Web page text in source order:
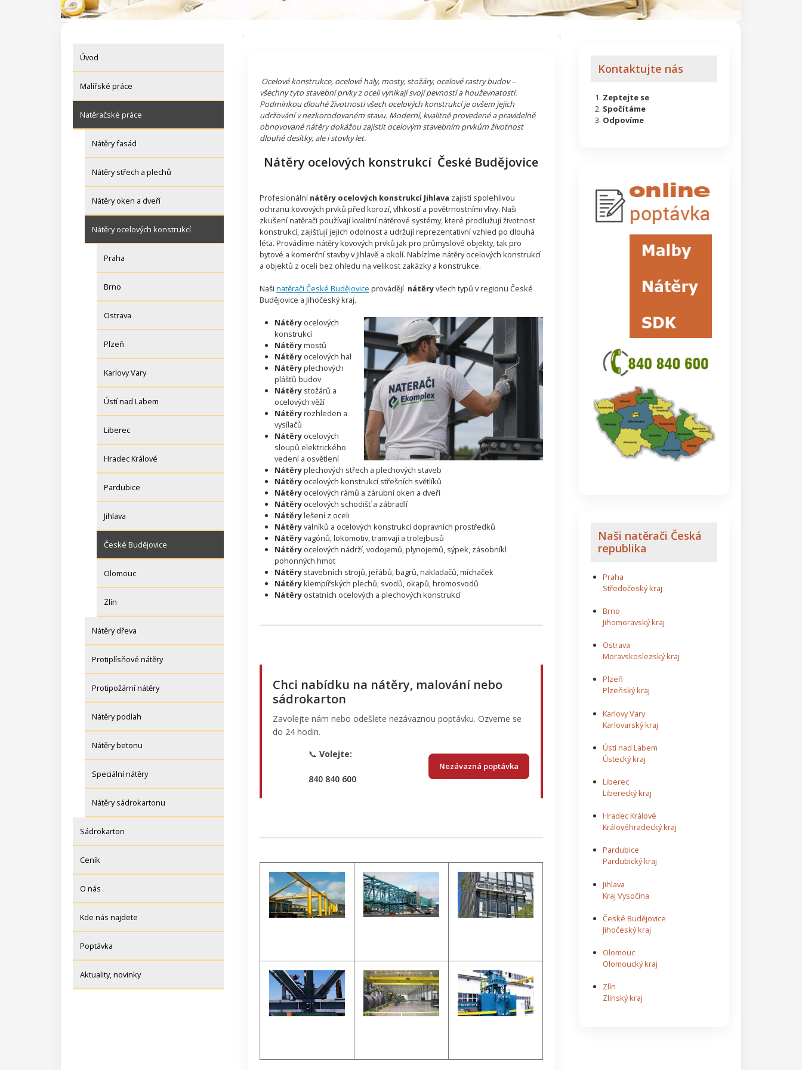
Úvod
Malířské práce
Natěračské práce
Nátěry fasád
Nátěry střech a plechů
Nátěry oken a dveří
Nátěry ocelových konstrukcí
Praha
Brno
Ostrava
Plzeň
Karlovy Vary
Ústí nad Labem
Liberec
Hradec Králové
Pardubice
Jihlava
České Budějovice
Olomouc
Zlín
Nátěry dřeva
Protiplísňové nátěry
Protipožární nátěry
Nátěry podlah
Nátěry betonu
Speciální nátěry
Nátěry sádrokartonu
Sádrokarton
Ceník
O nás
Kde nás najdete
Poptávka
Aktuality, novinky
Ocelové konstrukce, ocelové haly, mosty, stožáry, ocelové rastry budov –
všechny tyto stavební prvky z oceli vynikají svojí pevností a houževnatostí.
Podmínkou dlouhé životnosti všech ocelových konstrukcí je ovšem jejich
udržování v nezkorodovaném stavu. Moderní, kvalitně provedené a pravidelně
obnovované nátěry dokážou zajistit ocelovým stavebním prvkům životnost
dlouhé desítky, ale i stovky let.
Nátěry ocelových konstrukcí České Budějovice
Profesionální nátěry ocelových konstrukcí Jihlava zajistí spolehlivou
ochranu kovových prvků před korozí, vlhkostí a povětrnostními vlivy. Naši
zkušení natěrači používají kvalitní nátěrové systémy, které prodlužují životnost
konstrukcí, zajišťují jejich odolnost a udržují reprezentativní vzhled po dlouhá
léta. Provádíme nátěry kovových prvků jak pro průmyslové objekty, tak pro
bytové a komerční stavby v Jihlavě a okolí. Nabízíme nátěry ocelových konstrukcí
a objektů z oceli bez ohledu na velikost zakázky a konstrukce.
Naši natěrači České Budějovice provádějí nátěryvšech typů v regionu České
Budějovice a Jihočeský kraj.
Nátěry ocelových
konstrukcí
Nátěrymostů
Nátěry ocelových hal
Nátěryplechových
plášťů budov
Nátěry stožárů a
ocelových věží
Nátěryrozhleden a
vysílačů
Nátěry ocelových
sloupů elektrického
vedení a osvětlení
Nátěryplechových střech a plechových staveb
Nátěry ocelových konstrukcí střešních světlíků
Nátěry ocelových rámů a zárubní oken a dveří
Nátěry ocelových schodišť a zábradlí
Nátěrylešení z oceli
Nátěryvalníků a ocelových konstrukcí dopravních prostředků
Nátěryvagónů, lokomotiv, tramvají a trolejbusů
Nátěry ocelových nádrží, vodojemů, plynojemů, sýpek, zásobníkl
pohonných hmot
Nátěry stavebních strojů, jeřábů, bagrů, nakladačů, míchaček
Nátěryklempířských plechů, svodů, okapů, hromosvodů
Nátěry ostatních ocelových a plechových konstrukcí
Chci nabídku na nátěry, malování nebo
sádrokarton
Zavolejte nám nebo odešlete nezávaznou poptávku. Ozveme se
do 24 hodin.
📞Volejte:
840 840 600
Nezávazná poptávka
Kontaktujte nás
Zeptejte se
Spočítáme
Odpovíme
Naši natěrači Česká
republika
Praha
Středočeský kraj
Brno
Jihomoravský kraj
Ostrava
Moravskoslezský kraj
Plzeň
Plzeňský kraj
Karlovy Vary
Karlovarský kraj
Ústí nad Labem
Ústecký kraj
Liberec
Liberecký kraj
Hradec Králové
Královéhradecký kraj
Pardubice
Pardubický kraj
Jihlava
Kraj Vysočina
České Budějovice
Jihočeský kraj
Olomouc
Olomoucký kraj
Zlín
Zlínský kraj